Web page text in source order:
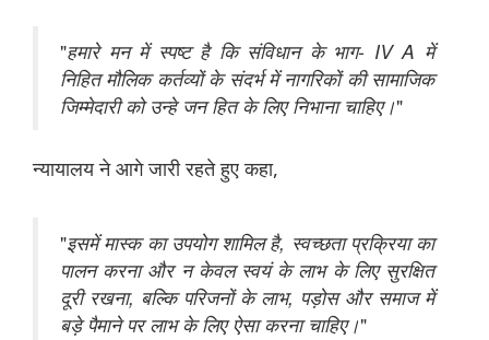
"हमारे मन में स्पष्ट है कि संविधान के भाग- IV A में
निहित मौलिक कर्तव्यों के संदर्भ में नागरिकों की सामाजिक
जिम्मेदारी कोउन्हे जन हित के लिए निभाना चाहिए।"
न्यायालय ने आगे जारी रहते हुए कहा,
"इसमें मास्क का उपयोग शामिल है, स्वच्छता प्रक्रिया का
पालन करना और न केवल स्वयं के लाभ के लिए सुरक्षित
दूरी रखना, बल्कि परिजनों के लाभ, पड़ोस और समाज में
बड़े पैमाने पर लाभ के लिए ऐसा करना चाहिए।"